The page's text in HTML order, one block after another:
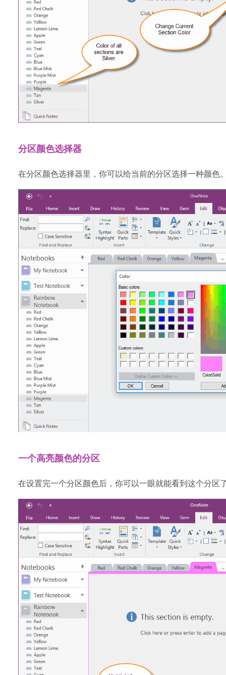
分区颜色选择器
在分区颜色选择器里，你可以给当前的分区选择一种颜色
一个高亮颜色的分区
在设置完一个分区颜色后，你可以一眼就能看到这个分区